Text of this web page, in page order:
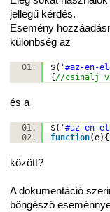
jellegű kérdés.
Esemény
különbség az
$( '#az-en-
{ //csinálj
és a
$( '#az-en-
function(e){
között?
A dokumentáció
böngésző